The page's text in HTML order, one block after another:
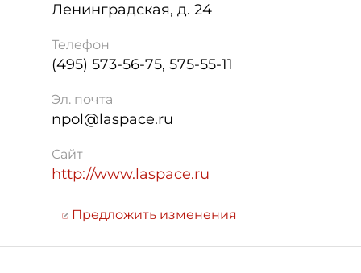
Ленинградская, д. 24
Телефон
(495) 573-56-75, 575-55-11
Эл. почта
npol@laspace.ru
Сайт
http://www.laspace.ru
Предложить изменения